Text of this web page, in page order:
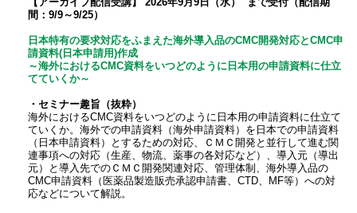
【アーカイブ配信受講】 2026年9月9日（水） まで受付（配信期
間：9/9～9/25）
日本特有の要求対応をふまえた海外導入品のCMC開発対応とCMC申
請資料(日本申請用)作成
～海外におけるCMC資料をいつどのように日本用の申請資料に仕立
てていくか～
・セミナー趣旨（抜粋）
海外におけるCMC資料をいつどのように日本用の申請資料に仕立て
ていくか。海外での申請資料（海外申請資料）を日本での申請資料
（日本申請資料）とするための対応、ＣＭＣ開発と並行して進む関
連事項への対応（生産、物流、薬事の各対応など）、導入元（導出
元）と導入先でのＣＭＣ開発関連対応、管理体制、海外導入品の
CMC申請資料（医薬品製造販売承認申請書、CTD、MF等）への対
応などについて解説。